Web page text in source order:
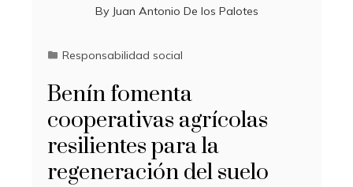
By Juan Antonio De los Palotes
Responsabilidad social
Benín fomenta
cooperativas agrícolas
resilientes para la
regeneración del suelo